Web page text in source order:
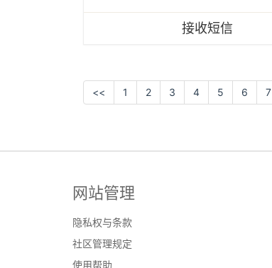
接收短信
<< 1 2 3 4 5 6 7
网站管理
隐私权与条款
社区管理规定
使用帮助